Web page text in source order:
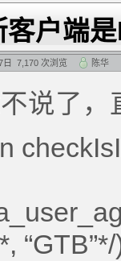
客户端
日 7,170 次浏览 陈华
说了，
“GTB”*/